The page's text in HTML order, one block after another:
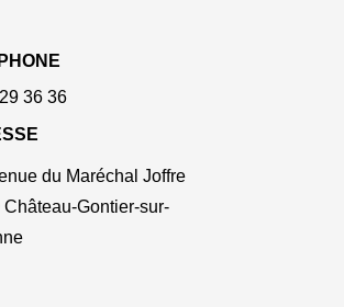
36 36
du Maréchal Joffre
Gontier-sur-